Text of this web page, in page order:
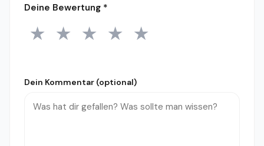
Deine Bewertung *
1 Stern
★ 2 Sterne
★ 3 Sterne
★ 4 Sterne
★ 5 Sterne
★
Dein Kommentar (optional)